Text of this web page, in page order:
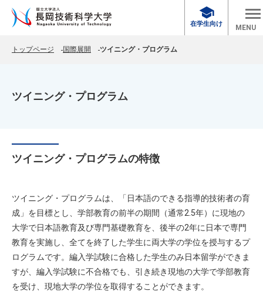
school
在学生向け MENU
トップページ 国際展開 ツイニング・プログラム
ツイニング・プログラム
ツイニング・プログラムの特徴
ツイニング・プログラムは、「日本語のできる指導的技術者の育
成」を目標とし、学部教育の前半の期間（通常2.5年）に現地の
大学で日本語教育及び専門基礎教育を、後半の2年に日本で専門
教育を実施し、全てを終了した学生に両大学の学位を授与するプ
ログラムです。編入学試験に合格した学生のみ日本留学ができま
すが、編入学試験に不合格でも、引き続き現地の大学で学部教育
を受け、現地大学の学位を取得することができます。